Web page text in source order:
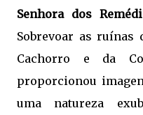
Senhora dos
Sobrevoar as ruínas
Cachorro e da
proporcionou
uma natureza